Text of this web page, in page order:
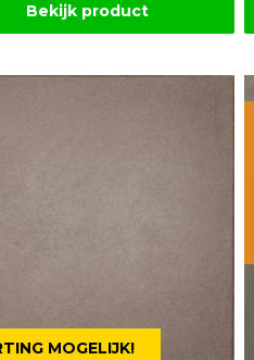
Bekijk product
MOGELIJK!